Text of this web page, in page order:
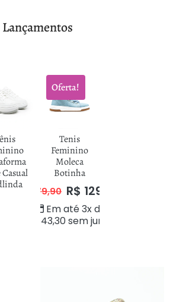
Lançamentos
Oferta!
Tenis
Feminino
Moleca
Botinha
R$ 179,90 R$ 129,90
Em até 3x de
43,30sem juros